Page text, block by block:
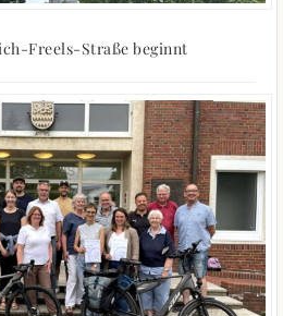
Freels-Straße beginnt